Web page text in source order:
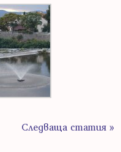
Следваща статия »